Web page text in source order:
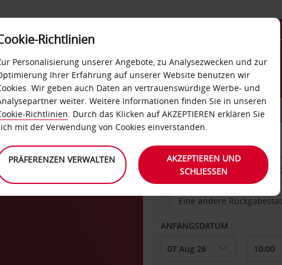
SELF-SERVICES
FAHRZEUG
ABHOLEN VON
Eine andere
ANFANGSDATUM
Richtlinien
Personalisierung unserer Angebote, zu Analysezwecken und zur
Ihrer Erfahrung auf unserer Website benutzen wir
Wir geben auch Daten an vertrauenswürdige Werbe- und
weiter. Weitere Informationen finden Sie in unseren
Richtlinien. Durch das Klicken auf AKZEPTIEREN erklären Sie
mit der Verwendung von Cookies einverstanden.
PRÄFERENZEN VERWALTEN
AKZEPTIEREN UND
SCHLIESSEN